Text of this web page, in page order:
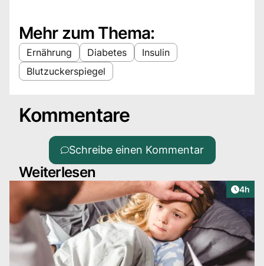
Mehr zum Thema:
Ernährung Diabetes
Insulin
Blutzuckerspiegel
Kommentare
Schreibe einen Kommentar
Weiterlesen
4h